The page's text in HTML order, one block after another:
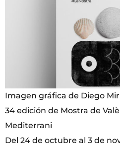
Imagen gráfica de Diego Mir
34 edición de Mostra de
Mediterrani
Del 24 de octubre al 3 de